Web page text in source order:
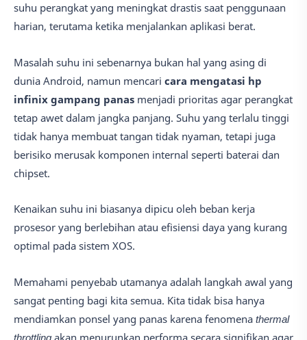
suhu perangkat yang meningkat drastis saat penggunaan
harian, terutama ketika menjalankan aplikasi berat.
Masalah suhu ini sebenarnya bukan hal yang asing di
dunia Android, namun mencari cara mengatasi hp
infinix gampang panas menjadi prioritas agar perangkat
tetap awet dalam jangka panjang. Suhu yang terlalu tinggi
tidak hanya membuat tangan tidak nyaman, tetapi juga
berisiko merusak komponen internal seperti baterai dan
chipset.
Kenaikan suhu ini biasanya dipicu oleh beban kerja
prosesor yang berlebihan atau efisiensi daya yang kurang
optimal pada sistem XOS.
Memahami penyebab utamanya adalah langkah awal yang
sangat penting bagi kita semua. Kita tidak bisa hanya
mendiamkan ponsel yang panas karena fenomena thermal
throttling akan menurunkan performa secara signifikan agar